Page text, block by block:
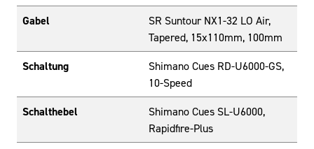
Gabel
SR Suntour NX1-32 LO Air,
Tapered, 15x110mm, 100mm
Schaltung
Shimano Cues RD-U6000-GS,
10-Speed
Schalthebel
Shimano Cues SL-U6000,
Rapidfire-Plus